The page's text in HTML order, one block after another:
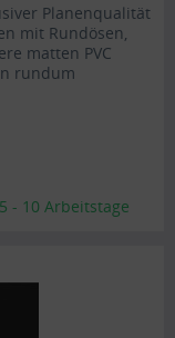
Planenqualität
mit Rundösen,
matten PVC
rundum
- 10 Arbeitstage